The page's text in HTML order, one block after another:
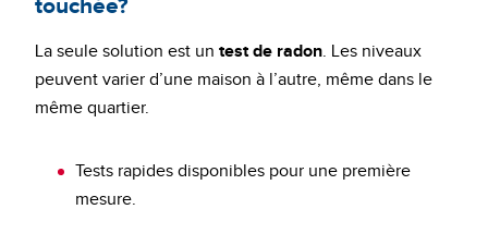
touchée?
La seule solution est un test de radon. Les niveaux
peuvent varier d’une maison à l’autre, même dans le
même quartier.
Tests rapides disponibles pour une première
mesure.